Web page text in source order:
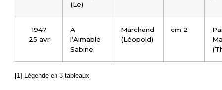
(Le)
1947
25 avr
A
l’Aimable
Sabine
Marchand
(Léopold)
cm 2
[1] Légende en 3 tableaux